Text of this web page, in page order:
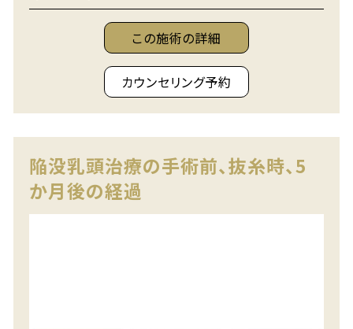
この施術の詳細
カウンセリング予約
陥没乳頭治療の手術前、抜糸時、5
か月後の経過